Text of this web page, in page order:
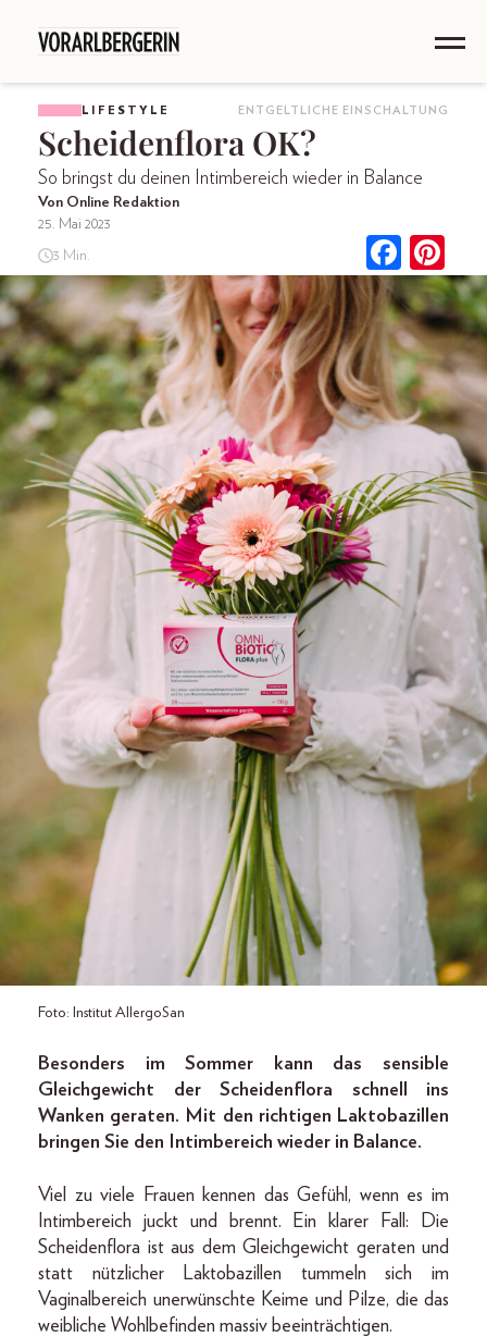
LIFESTYLE ENTGELTLICHE EINSCHALTUNG
Scheidenflora OK?
So bringst du deinen Intimbereich wieder in Balance
Von Online Redaktion
25. Mai 2023
3 Min.
Foto: Institut AllergoSan
Besonders im Sommer kann das sensible
Gleichgewicht der Scheidenflora schnell ins
Wanken geraten. Mit den richtigen Laktobazillen
bringen Sie den Intimbereich wieder in Balance.
Viel zu viele Frauen kennen das Gefühl, wenn es im
Intimbereich juckt und brennt. Ein klarer Fall: Die
Scheidenflora ist aus dem Gleichgewicht geraten und
statt nützlicher Laktobazillen tummeln sich im
Vaginalbereich unerwünschte Keime und Pilze, die das
weibliche Wohlbefinden massiv beeinträchtigen.